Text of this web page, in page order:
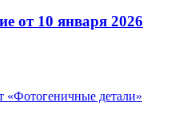
от 10 января 2026